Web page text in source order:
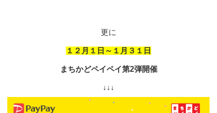
更に
１２月１日～１月３１日
まちかどペイペイ第2弾開催
↓↓↓